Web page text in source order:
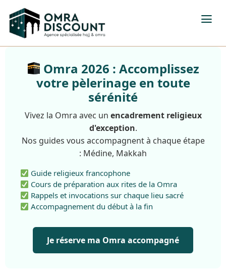
Omra 2026 : Accomplissez
votre pèlerinage en toute
sérénité
Vivez la Omra avec un encadrement religieux
d'exception.
Nos guides vous accompagnent à chaque étape
: Médine, Makkah
Guide religieux francophone
Cours de préparation aux rites de la Omra
Rappels et invocations sur chaque lieu sacré
Accompagnement du début à la fin
Je réserve ma Omra accompagné